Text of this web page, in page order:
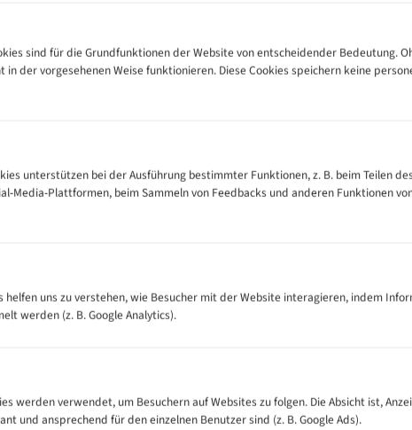
Tabelle
300
500
4/6
4/6
M (mm)
Zähne pro
Zoll (ZpZ))
35 - 70
5/8
sind für die Grundfunktionen der Website von entscheidender Bedeutung.
in der vorgesehenen Weise funktionieren. Diese Cookies speichern keine
unterstützen bei der Ausführung bestimmter Funktionen, z. B. beim Teilen
Media-Plattformen, beim Sammeln von Feedbacks und anderen Funktionen
helfen uns zu verstehen, wie Besucher mit der Website interagieren, indem
werden (z. B. Google Analytics).
werden verwendet, um Besuchern auf Websites zu folgen. Die Absicht ist,
und ansprechend für den einzelnen Benutzer sind (z. B. Google Ads).